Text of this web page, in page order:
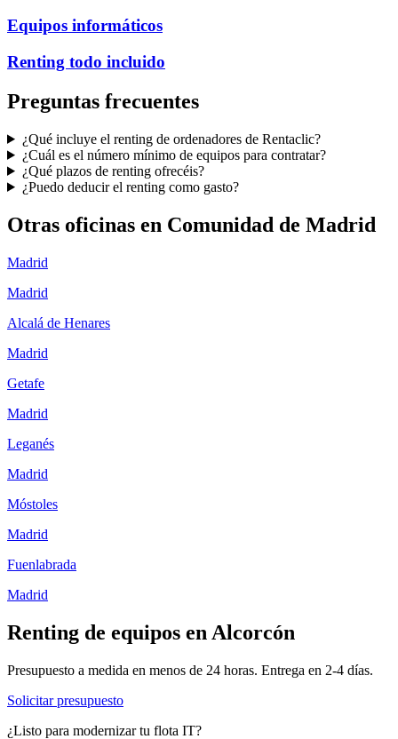
Equipos informáticos
Renting todo incluido
Preguntas frecuentes
¿Qué incluye el renting de ordenadores de Rentaclic?
¿Cuál es el número mínimo de equipos para contratar?
¿Qué plazos de renting ofrecéis?
¿Puedo deducir el renting como gasto?
Otras oficinas en Comunidad de Madrid
Madrid
Madrid
Alcalá de Henares
Madrid
Getafe
Madrid
Leganés
Madrid
Móstoles
Madrid
Fuenlabrada
Madrid
Renting de equipos en Alcorcón
Presupuesto a medida en menos de 24 horas. Entrega en 2-4 días.
Solicitar presupuesto
¿Listo para modernizar tu flota IT?